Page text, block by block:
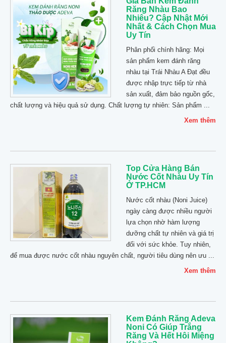
Răng Nhàu Bao
Nhiêu? Cập Nhật Mới
Nhất & Cách Chọn Mua
Uy Tín
Phân phối chính hãng: Mọi
sản phẩm kem đánh răng
nhàu tại Trái Nhàu A Đạt đều
được nhập trực tiếp từ nhà
sản xuất, đảm bảo nguồn gốc,
chất lượng và hiệu quả sử dụng. Chất lượng tự nhiên: Sản phẩm ...
Xem thêm
Top Cửa Hàng Bán
Nước Cốt Nhàu Uy Tín
Ở TP.HCM
Nước cốt nhàu (Noni Juice)
ngày càng được nhiều người
lựa chọn nhờ hàm lượng
dưỡng chất tự nhiên và giá trị
đối với sức khỏe. Tuy nhiên,
để mua được nước cốt nhàu nguyên chất, người tiêu dùng nên ưu ...
Xem thêm
Kem Đánh Răng Adeva
Noni Có Giúp Trắng
Răng Và Hết Hôi Miệng